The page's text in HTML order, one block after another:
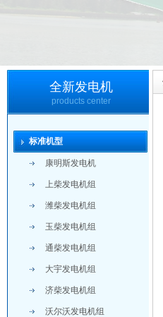
全新发电机
products center
标准机型
康明斯发电机
上柴发电机组
潍柴发电机组
玉柴发电机组
通柴发电机组
大宇发电机组
济柴发电机组
沃尔沃发电机组